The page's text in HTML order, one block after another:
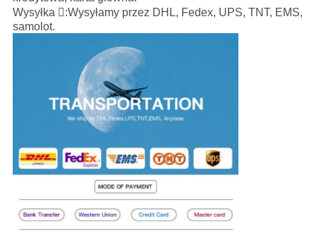
Wysyłka :Wysyłamy przez DHL, Fedex, UPS, TNT, EMS,
samolot.